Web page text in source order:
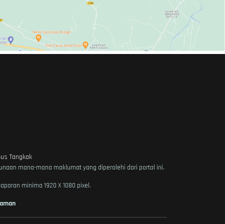
Tangkak
mana-mana maklumat yang diperolehi dari portal ini.
minima 1920 X 1080 pixel.